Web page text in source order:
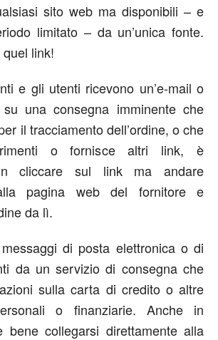
sito web ma disponibili – e
limitato – da un’unica fonte.
link!
e gli utenti ricevono un’e-mail o
una consegna imminente che
il tracciamento dell’ordine, o che
o fornisce altri link, è
cliccare sul link ma andare
pagina web del fornitore e
da lì.
di posta elettronica o di
da un servizio di consegna che
sulla carta di credito o altre
o finanziarie. Anche in
bene collegarsi direttamente alla